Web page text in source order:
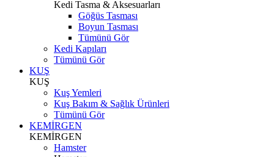
Kedi Tasma & Aksesuarları
Göğüs Tasması
Boyun Tasması
Tümünü Gör
Kedi Kapıları
Tümünü Gör
KUŞ
KUŞ
Kuş Yemleri
Kuş Bakım & Sağlık Ürünleri
Tümünü Gör
KEMİRGEN
KEMİRGEN
Hamster